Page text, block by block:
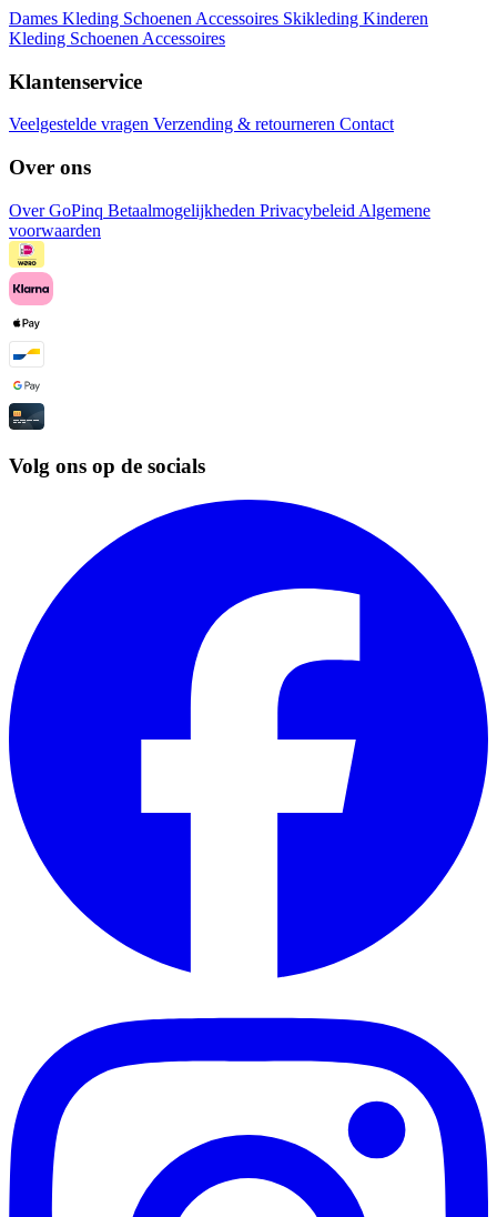
Dames Kleding Schoenen Accessoires Skikleding Kinderen
Kleding Schoenen Accessoires
Klantenservice
Veelgestelde vragen Verzending & retourneren Contact
Over ons
Over GoPinq Betaalmogelijkheden Privacybeleid Algemene
voorwaarden
Volg ons op de socials